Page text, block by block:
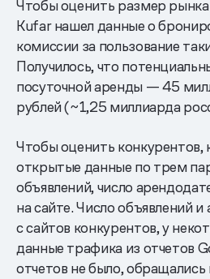
Чтобы оценить размер
Kufar нашел данные о
комиссии за пользование
Получилось, что
посуточной аренды — 45
рублей (~1,25 миллиарда
Чтобы оценить конкурентов,
открытые данные по трем
объявлений, число
на сайте. Число объявлений
с сайтов конкурентов, у
данные трафика из отчетов
отчетов не было,